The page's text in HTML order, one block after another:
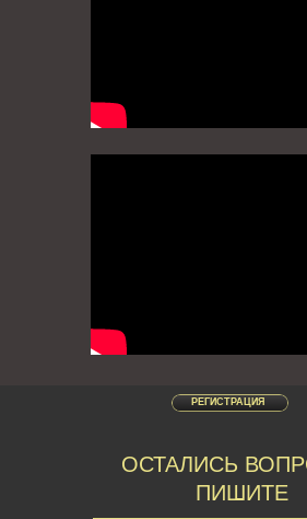
РЕГИСТРАЦИЯ
ОСТАЛИСЬ
ПИШИТЕ